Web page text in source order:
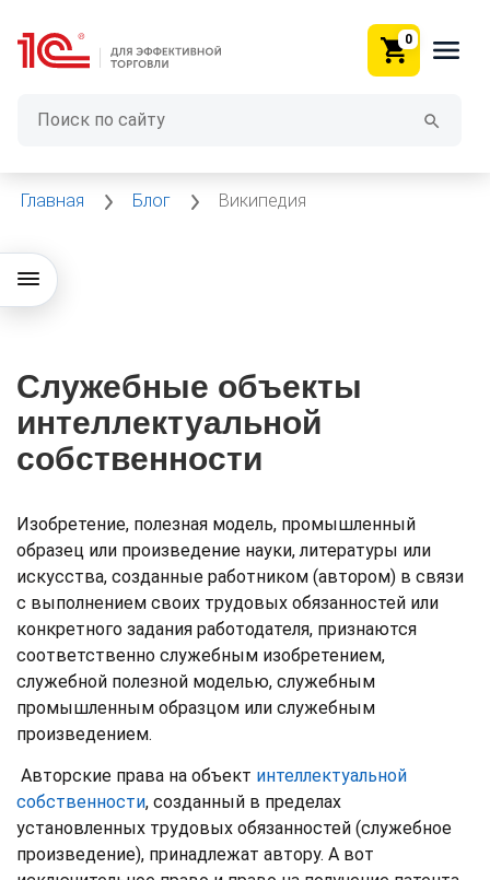
0
Главная Блог Википедия
Служебные объекты
интеллектуальной
собственности
Изобретение, полезная модель, промышленный
образец или произведение науки, литературы или
искусства, созданные работником (автором) в связи
с выполнением своих трудовых обязанностей или
конкретного задания работодателя, признаются
соответственно служебным изобретением,
служебной полезной моделью, служебным
промышленным образцом или служебным
произведением.
Авторские права на объект интеллектуальной
собственности, созданный в пределах
установленных трудовых обязанностей (служебное
произведение), принадлежат автору. А вот